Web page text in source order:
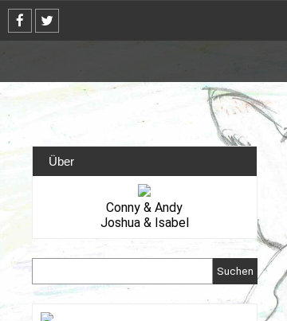
Skip
content
Über
Conny & Andy
Joshua & Isabel
Suchen